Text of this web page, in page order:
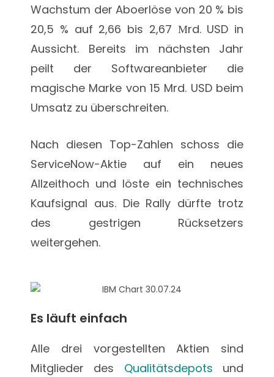
Wachstum der Aboerlöse von 20 % bis
20,5 % auf 2,66 bis 2,67 Мrd. USD in
Aussicht. Bereits im nächsten Jahr
peilt der Softwareanbieter die
magische Marke von 15 Mrd. USD beim
Umsatz zu überschreiten.
Nach diesen Top-Zahlen schoss die
ServiceNow-Aktie auf ein neues
Allzeithoch und löste ein technisches
Kaufsignal aus. Die Rally dürfte trotz
des gestrigen Rücksetzers
weitergehen.
Es läuft einfach
Alle drei vorgestellten Aktien sind
Mitglieder des Qualitätsdepots und